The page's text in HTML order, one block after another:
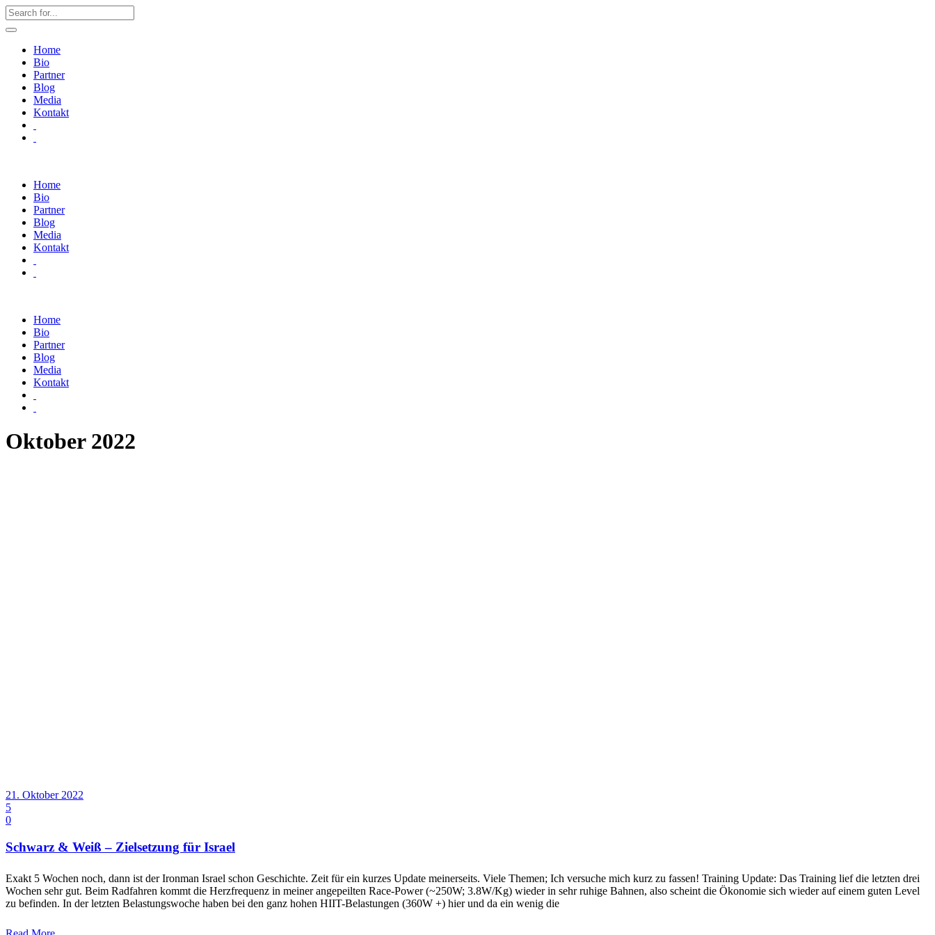
Home
Bio
Partner
Blog
Media
Kontakt
Home
Bio
Partner
Blog
Media
Kontakt
Home
Bio
Partner
Blog
Media
Kontakt
Oktober 2022
21. Oktober 2022
5
0
Schwarz & Weiß – Zielsetzung für Israel
Exakt 5 Wochen noch, dann ist der Ironman Israel schon Geschichte. Zeit für ein kurzes Update meinerseits. Viele Themen; Ich versuche mich kurz zu fassen! Training Update: Das Training lief die letzten drei
Wochen sehr gut. Beim Radfahren kommt die Herzfrequenz in meiner angepeilten Race-Power (~250W; 3.8W/Kg) wieder in sehr ruhige Bahnen, also scheint die Ökonomie sich wieder auf einem guten Level
zu befinden. In der letzten Belastungswoche haben bei den ganz hohen HIIT-Belastungen (360W +) hier und da ein wenig die